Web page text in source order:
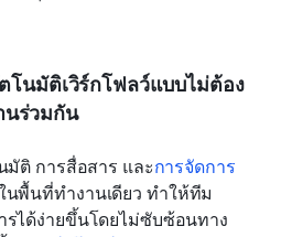
นมัติเวิร์กโฟลว์แบบไม่ต้อง
นร่วมกัน
ติ การสื่อสาร และการจัดการ
นพื้นที่ทำงานเดียว ทำให้ทีม
ได้ง่ายขึ้นโดยไม่ซับซ้อนทาง